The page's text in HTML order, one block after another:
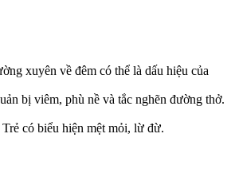
xuyên về đêm có thể là dấu hiệu của
bị viêm, phù nề và tắc nghẽn đường thở.
có biểu hiện mệt mỏi, lừ đừ.